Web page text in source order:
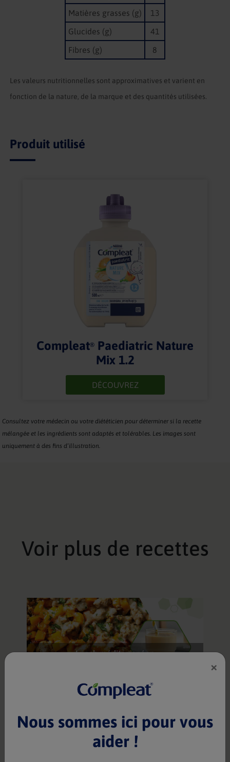
Produit utilisé
Compleat® Paediatric Nature
Mix 1.2
DÉCOUVREZ
Matières grasses (g)
13
Glucides (g)
41
Fibres (g)
8
Les valeurs nutritionnelles sont approximatives et varient en
fonction de la nature, de la marque et des quantités utilisées.
Consultez votre médecin ou votre diététicien pour déterminer si la recette
mélangée et les ingrédients sont adaptés et tolérables. Les images sont
uniquement à des fins d’illustration.
Voir plus de recettes
Lunch méditerranéen
45 min
×
Nous sommes ici pour vous
aider !